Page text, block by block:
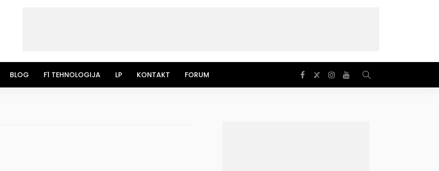
BLOG F1 TEHNOLOGIJA LP KONTAKT FORUM